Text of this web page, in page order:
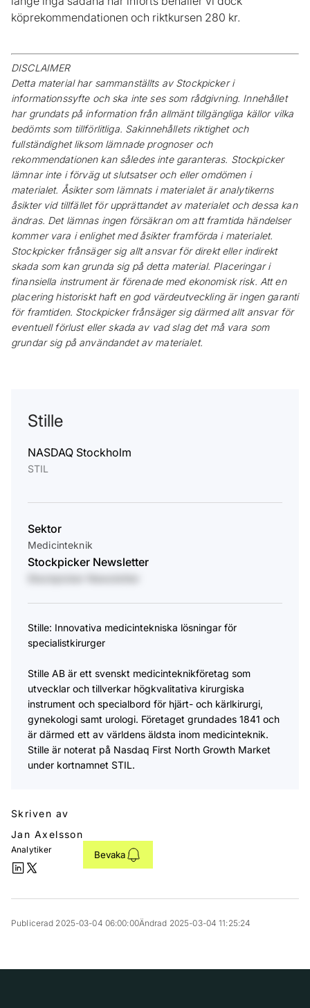
köprekommendationen och riktkursen 280 kr.
DISCLAIMER
Detta material har sammanställts av Stockpicker i
informationssyfte och ska inte ses som rådgivning. Innehållet
har grundats på information från allmänt tillgängliga källor vilka
bedömts som tillförlitliga. Sakinnehållets riktighet och
fullständighet liksom lämnade prognoser och
rekommendationen kan således inte garanteras. Stockpicker
lämnar inte i förväg ut slutsatser och eller omdömen i
materialet. Åsikter som lämnats i materialet är analytikerns
åsikter vid tillfället för upprättandet av materialet och dessa kan
ändras. Det lämnas ingen försäkran om att framtida händelser
kommer vara i enlighet med åsikter framförda i materialet.
Stockpicker frånsäger sig allt ansvar för direkt eller indirekt
skada som kan grunda sig på detta material. Placeringar i
finansiella instrument är förenade med ekonomisk risk. Att en
placering historiskt haft en god värdeutveckling är ingen garanti
för framtiden. Stockpicker frånsäger sig därmed allt ansvar för
eventuell förlust eller skada av vad slag det må vara som
grundar sig på användandet av materialet.
Stille
NASDAQ Stockholm
STIL
Sektor
Medicinteknik
Stockpicker Newsletter
Stille: Innovativa medicintekniska lösningar för
specialistkirurger
Stille AB är ett svenskt medicinteknikföretag som
utvecklar och tillverkar högkvalitativa kirurgiska
instrument och specialbord för hjärt- och kärlkirurgi,
gynekologi samt urologi. Företaget grundades 1841 och
är därmed ett av världens äldsta inom medicinteknik.
Stille är noterat på Nasdaq First North Growth Market
under kortnamnet STIL.
Skriven av
Jan Axelsson
Analytiker Bevaka
Publicerad 2025-03-04 06:00:00Ändrad 2025-03-04 11:25:24